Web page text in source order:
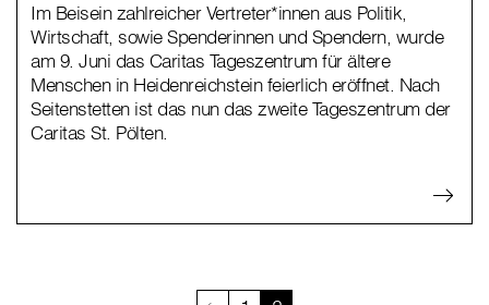
Im Beisein zahlreicher Vertreter*innen aus Politik,
Wirtschaft, sowie Spenderinnen und Spendern, wurde
am 9. Juni das Caritas Tageszentrum für ältere
Menschen in Heidenreichstein feierlich eröffnet. Nach
Seitenstetten ist das nun das zweite Tageszentrum der
Caritas St. Pölten.